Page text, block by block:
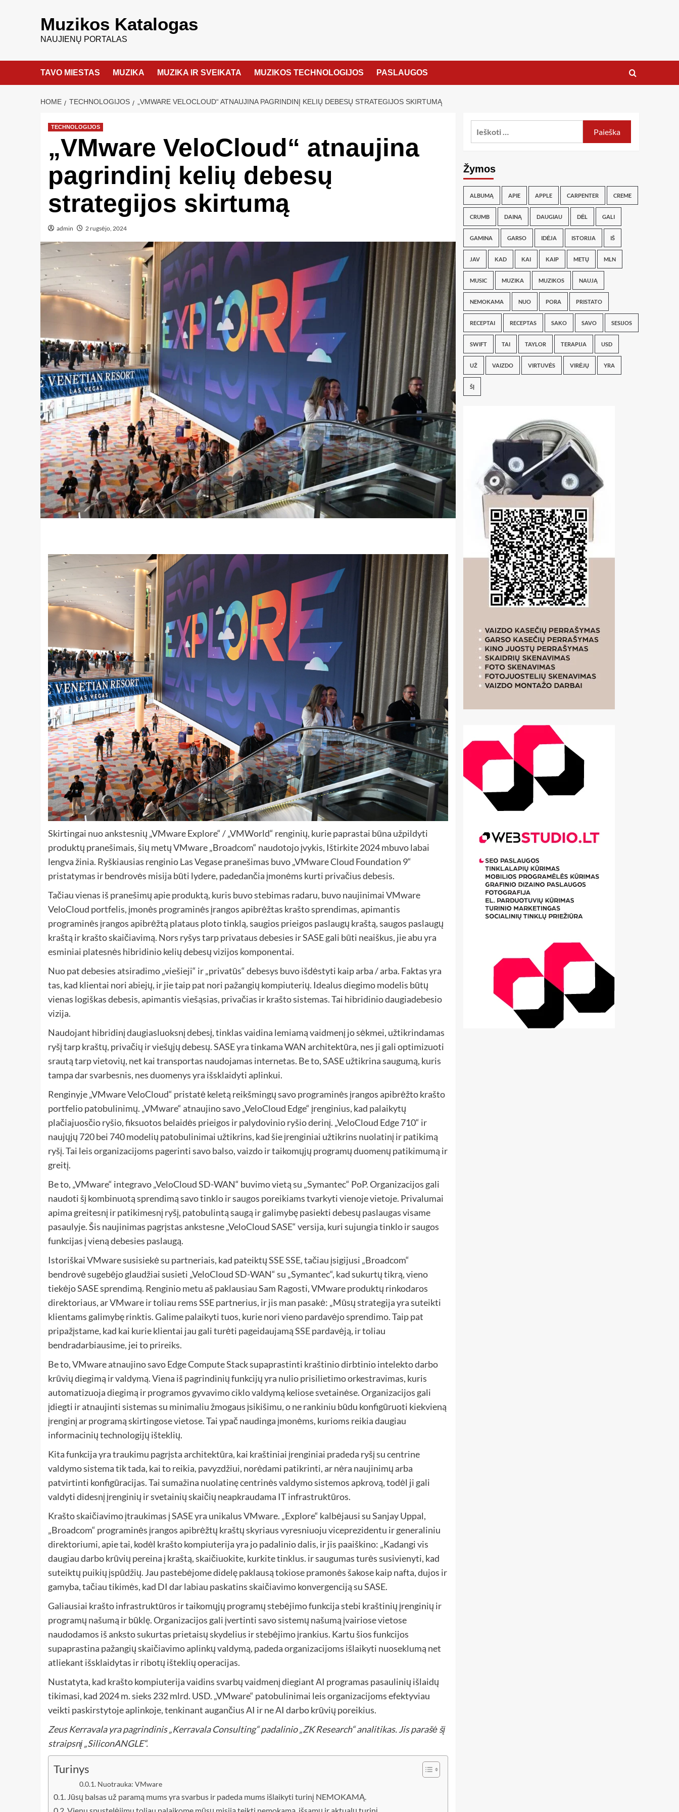
Muzikos Katalogas
NAUJIENŲ PORTALAS
TAVO MIESTAS MUZIKA MUZIKA IR SVEIKATA MUZIKOS TECHNOLOGIJOS PASLAUGOS
HOME TECHNOLOGIJOS „VMWARE VELOCLOUD“ ATNAUJINA PAGRINDINĮ KELIŲ DEBESŲ STRATEGIJOS SKIRTUMĄ
TECHNOLOGIJOS
„VMware VeloCloud“ atnaujina
pagrindinį kelių debesų
strategijos skirtumą
admin 2 rugsėjo, 2024
Skirtingai nuo ankstesnių „VMware Explore“ / „VMWorld“ renginių, kurie paprastai būna užpildyti
produktų pranešimais, šių metųVMware„Broadcom“ naudotojo įvykis, Ištirkite 2024 mbuvo labai
lengva žinia. Ryškiausias renginio Las Vegase pranešimas buvo „VMware Cloud Foundation 9“
pristatymas ir bendrovės misija būti lydere, padedančia įmonėms kurti privačius debesis.
Tačiau vienas iš pranešimų apie produktą, kuris buvo stebimas radaru, buvo naujinimaiVMware
VeloCloud portfelis, įmonės programinės įrangos apibrėžtas krašto sprendimas, apimantis
programinės įrangos apibrėžtą plataus ploto tinklą, saugios prieigos paslaugų kraštą, saugos paslaugų
kraštą ir krašto skaičiavimą. Nors ryšys tarp privataus debesies ir SASE gali būti neaiškus, jie abu yra
esminiai platesnės hibridinio kelių debesų vizijos komponentai.
Nuo pat debesies atsiradimo „viešieji“ ir „privatūs“ debesys buvo išdėstyti kaip arba / arba. Faktas yra
tas, kad klientai nori abiejų, ir jie taip pat nori pažangių kompiuterių. Idealus diegimo modelis būtų
vienas logiškas debesis, apimantis viešąsias, privačias ir krašto sistemas. Tai hibridinio daugiadebesio
vizija.
Naudojant hibridinį daugiasluoksnį debesį, tinklas vaidina lemiamą vaidmenį jo sėkmei, užtikrindamas
ryšį tarp kraštų, privačių ir viešųjų debesų. SASE yra tinkama WAN architektūra, nes ji gali optimizuoti
srautą tarp vietovių, net kai transportas naudojamas internetas. Be to, SASE užtikrina saugumą, kuris
tampa dar svarbesnis, nes duomenys yra išsklaidyti aplinkui.
Renginyje „VMware VeloCloud“ pristatė keletą reikšmingų savo programinės įrangos apibrėžto krašto
portfelio patobulinimų. „VMware“ atnaujino savo „VeloCloud Edge“ įrenginius, kad palaikytų
plačiajuosčio ryšio, fiksuotos belaidės prieigos ir palydovinio ryšio derinį. „VeloCloud Edge 710“ ir
naujųjų 720 bei 740 modelių patobulinimai užtikrins, kad šie įrenginiai užtikrins nuolatinį ir patikimą
ryšį. Tai leis organizacijoms pagerinti savo balso, vaizdo ir taikomųjų programų duomenų patikimumą ir
greitį.
Be to, „VMware“ integravo „VeloCloud SD-WAN“ buvimo vietą su „Symantec“ PoP. Organizacijos gali
naudoti šį kombinuotą sprendimą savo tinklo ir saugos poreikiams tvarkyti vienoje vietoje. Privalumai
apima greitesnį ir patikimesnį ryšį, patobulintą saugą ir galimybę pasiekti debesų paslaugas visame
pasaulyje. Šis naujinimas pagrįstas ankstesne „VeloCloud SASE“ versija, kuri sujungia tinklo ir saugos
funkcijas į vieną debesies paslaugą.
Istoriškai VMware susisiekė su partneriais, kad pateiktų SSE SSE, tačiau įsigijusi „Broadcom“
bendrovė sugebėjo glaudžiai susieti „VeloCloud SD-WAN“ su „Symantec“, kad sukurtų tikrą, vieno
tiekėjo SASE sprendimą. Renginio metu aš paklausiau Sam Ragosti, VMware produktų rinkodaros
direktoriaus, ar VMware ir toliau rems SSE partnerius, ir jis man pasakė: „Mūsų strategija yra suteikti
klientams galimybę rinktis. Galime palaikyti tuos, kurie nori vieno pardavėjo sprendimo. Taip pat
pripažįstame, kad kai kurie klientai jau gali turėti pageidaujamą SSE pardavėją, ir toliau
bendradarbiausime, jei to prireiks.
Be to, VMware atnaujino savoEdge Compute Stacksupaprastinti kraštinio dirbtinio intelekto darbo
krūvių diegimą ir valdymą. Viena iš pagrindinių funkcijų yra nulio prisilietimo orkestravimas, kuris
automatizuoja diegimą ir programos gyvavimo ciklo valdymą keliose svetainėse. Organizacijos gali
įdiegti ir atnaujinti sistemas su minimaliu žmogaus įsikišimu, o ne rankiniu būdu konfigūruoti kiekvieną
įrenginį ar programą skirtingose ​​vietose. Tai ypač naudinga įmonėms, kurioms reikia daugiau
informacinių technologijų išteklių.
Kita funkcija yra traukimu pagrįsta architektūra, kai kraštiniai įrenginiai pradeda ryšį su centrine
valdymo sistema tik tada, kai to reikia, pavyzdžiui, norėdami patikrinti, ar nėra naujinimų arba
patvirtinti konfigūracijas. Tai sumažina nuolatinę centrinės valdymo sistemos apkrovą, todėl ji gali
valdyti didesnį įrenginių ir svetainių skaičių neapkraudama IT infrastruktūros.
Krašto skaičiavimo įtraukimas į SASE yra unikalus VMware. „Explore“ kalbėjausi su Sanjay Uppal,
„Broadcom“ programinės įrangos apibrėžtų kraštų skyriaus vyresniuoju viceprezidentu ir generaliniu
direktoriumi, apie tai, kodėl krašto kompiuterija yra jo padalinio dalis, ir jis paaiškino: „Kadangi vis
daugiau darbo krūvių pereina į kraštą, skaičiuokite, kurkite tinklus. ir saugumas turės susivienyti, kad
suteiktų puikių įspūdžių. Jau pastebėjome didelę paklausą tokiose pramonės šakose kaip nafta, dujos ir
gamyba, tačiau tikimės, kad DI dar labiau paskatins skaičiavimo konvergenciją su SASE.
Galiausiai krašto infrastruktūros ir taikomųjų programų stebėjimo funkcija stebi kraštinių įrenginių ir
programų našumą ir būklę. Organizacijos gali įvertinti savo sistemų našumą įvairiose vietose
naudodamos iš anksto sukurtas prietaisų skydelius ir stebėjimo įrankius. Kartu šios funkcijos
supaprastina pažangių skaičiavimo aplinkų valdymą, padeda organizacijoms išlaikyti nuoseklumą net
atliekant išsklaidytas ir ribotų išteklių operacijas.
Nustatyta, kad krašto kompiuterija vaidins svarbų vaidmenį diegiant AI programas pasaulinių išlaidų
tikimasi, kad 2024 m. sieks 232 mlrd. USD. „VMware“ patobulinimai leis organizacijoms efektyviau
veikti paskirstytoje aplinkoje, tenkinant augančius AI ir ne AI darbo krūvių poreikius.
Zeus Kerravala yra pagrindinis „Kerravala Consulting“ padalinio „ZK Research“ analitikas. Jis parašė šį
straipsnį „SiliconANGLE“.
Turinys
Nuotrauka: VMware
Jūsų balsas už paramą mums yra svarbus ir padeda mums išlaikyti turinį NEMOKAMĄ.
Vienu spustelėjimu toliau palaikome mūsų misiją teikti nemokamą, išsamų ir aktualų turinį.
Žymos
ALBUMĄ APIE APPLE CARPENTER CREME
CRUMB DAINĄ DAUGIAU DĖL GALI
GAMINA GARSO IDĖJA ISTORIJA IŠ
JAV KAD KAI KAIP METŲ MLN
MUSIC MUZIKA MUZIKOS NAUJĄ
NEMOKAMA NUO PORA PRISTATO
RECEPTAI RECEPTAS SAKO SAVO SESIJOS
SWIFT TAI TAYLOR TERAPIJA USD
UŽ VAIZDO VIRTUVĖS VIRĖJŲ YRA
ŠĮ